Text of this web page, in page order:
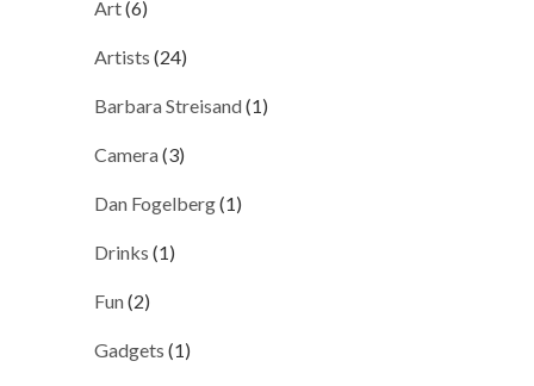
Art(6)
Artists (24)
Barbara Streisand(1)
Camera(3)
Dan Fogelberg(1)
Drinks (1)
Fun(2)
Gadgets (1)